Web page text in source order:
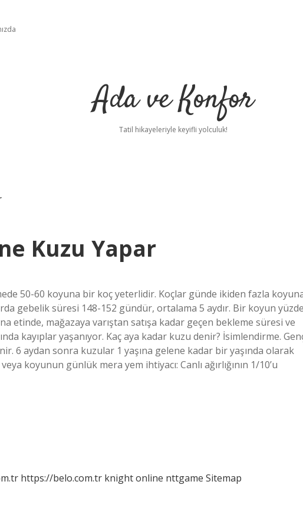
Ada ve Konfor
Tatil hikayeleriyle keyifli yolculuk!
Kuzu Yapar
50-60 koyuna bir koç yeterlidir. Koçlar günde ikiden fazla
gebelik süresi 148-152 gündür, ortalama 5 aydır. Bir koyun yüzde
etinde, mağazaya varıştan satışa kadar geçen bekleme süresi ve
kayıplar yaşanıyor. Kaç aya kadar kuzu denir? İsimlendirme.
6 aydan sonra kuzular 1 yaşına gelene kadar bir yaşında olarak
koyunun günlük mera yem ihtiyacı: Canlı ağırlığının 1/10’u
https://belo.com.tr knight online nttgame Sitemap